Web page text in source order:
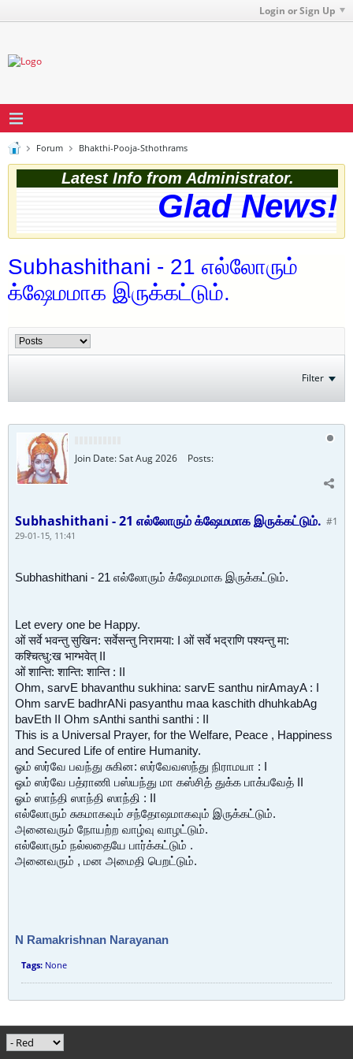
Login or Sign Up
Forum Bhakthi-Pooja-Sthothrams
Latest Info from Administrator.
Glad
Subhashithani - 21 எல்லோரும்
க்ஷேமமாக இருக்கட்டும்.
Filter
Join Date:Sat Aug 2026 Posts:
#1
Subhashithani - 21 எல்லோரும் க்ஷேமமாக இருக்கட்டும்.
29-01-15, 11:41
Subhashithani - 21 எல்லோரும் க்ஷேமமாக இருக்கட்டும்.
Let every one be Happy.
ओं सर्वे भवन्तु सुखिन: सर्वेसन्तु निरामया: I ओं सर्वे भद्राणि पश्यन्तु मा:
कश्चित्धु:ख भाग्भवेत् II
ओं शान्ति: शान्ति: शान्ति : II
Ohm, sarvE bhavanthu sukhina: sarvE santhu nirAmayA : I
Ohm sarvE badhrANi pasyanthu maa kaschith dhuhkabAg
bavEth II Ohm sAnthi santhi santhi : II
This is a Universal Prayer, for the Welfare, Peace , Happiness
and Secured Life of entire Humanity.
ஓம் ஸர்வே பவந்து சுகின: ஸர்வேவஸந்து நிராமயா : I
ஓம் ஸர்வே பத்ராணி பஸ்யந்து மா கஸ்சித் துக்க பாக்பவேத் II
ஓம் ஸாந்தி ஸாந்தி ஸாந்தி : II
எல்லோரும் சுகமாகவும் சந்தோஷமாகவும் இருக்கட்டும்.
அனைவரும் நோயற்ற வாழ்வு வாழட்டும்.
எல்லோரும் நல்லதையே பார்க்கட்டும் .
அனைவரும் , மன அமைதி பெறட்டும்.
N Ramakrishnan Narayanan
Tags: None